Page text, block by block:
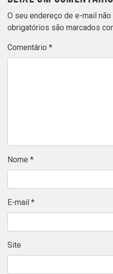
O seu endereço de e-mail
obrigatórios são marcados
Comentário *
Nome *
E-mail *
Site